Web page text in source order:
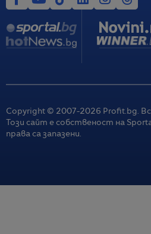
Copyright © 2007-2026 Profit.bg.
Този сайт е собственост на
права са запазени.